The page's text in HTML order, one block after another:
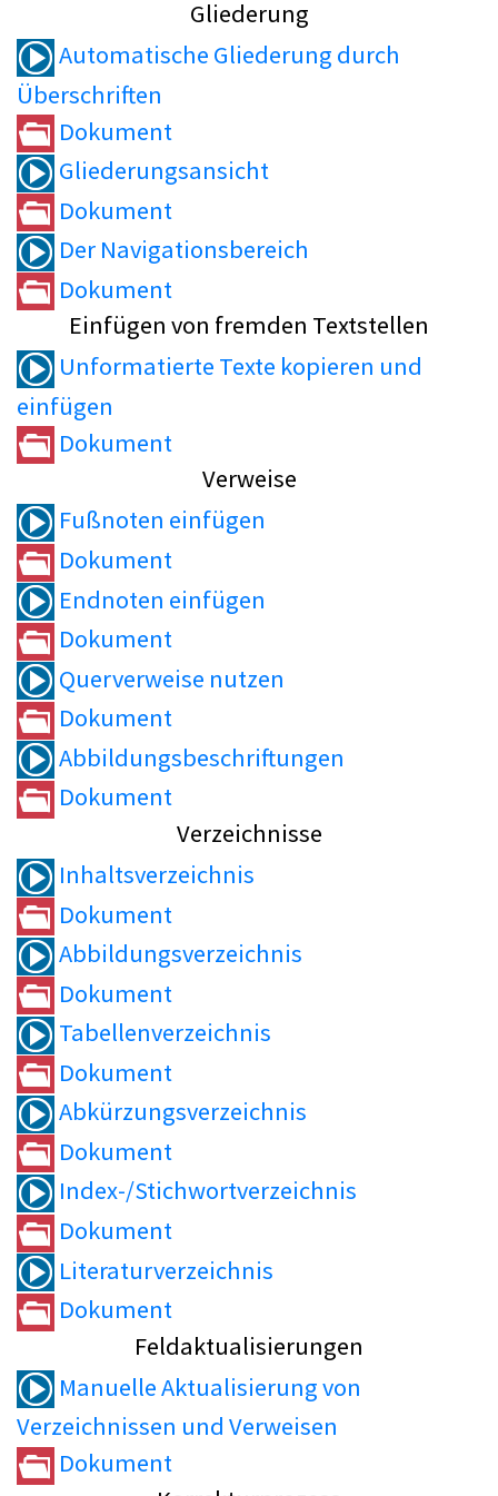
Gliederung
Automatische Gliederung durch
Überschriften
Dokument
Gliederungsansicht
Dokument
Der Navigationsbereich
Dokument
Einfügen von fremden Textstellen
Unformatierte Texte kopieren und
einfügen
Dokument
Verweise
Fußnoten einfügen
Dokument
Endnoten einfügen
Dokument
Querverweise nutzen
Dokument
Abbildungsbeschriftungen
Dokument
Verzeichnisse
Inhaltsverzeichnis
Dokument
Abbildungsverzeichnis
Dokument
Tabellenverzeichnis
Dokument
Abkürzungsverzeichnis
Dokument
Index-/Stichwortverzeichnis
Dokument
Literaturverzeichnis
Dokument
Feldaktualisierungen
Manuelle Aktualisierung von
Verzeichnissen und Verweisen
Dokument